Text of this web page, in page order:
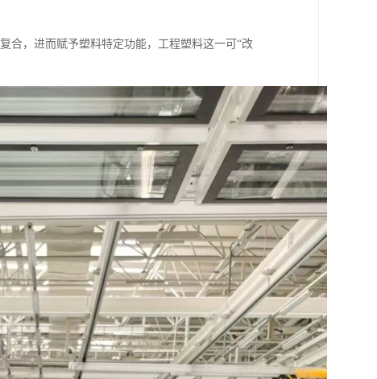
合，进而赋予塑料特定功能，工程塑料这一可“改